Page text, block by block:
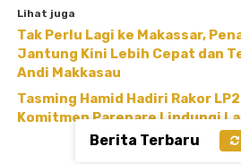
Lihat juga
Tak Perlu Lagi ke Makassar,
Jantung Kini Lebih Cepat dan
Andi Makkasau
Tasming Hamid Hadiri Rakor
Komitmen Parepare Lindungi
Berita Terbaru